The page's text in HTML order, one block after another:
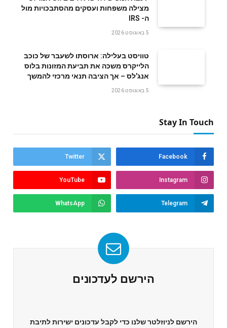
‬ה- IRS
5 באוגוסט 2026
טוויסט בעלילה: ארוסתו לשעבר של כוכב
הלייקרס משכה את תביעת המזונות בלוס
אנג'לס – אך הציבה תנאי מרכזי להמשך
5 באוגוסט 2026
Stay In Touch
Facebook
Twitter
Instagram
YouTube
Telegram
WhatsApp
הירשם לעדכונים
הירשם לניוזלטר שלנו כדי לקבל עדכונים ישירות לתיבת